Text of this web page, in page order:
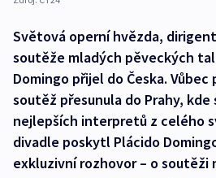
Světová operní hvězda,
soutěže mladých pěveckých
Domingo přijel do Česka.
soutěž přesunula do Prahy,
nejlepších interpretů z celého
divadle poskytl Plácido
exkluzivní rozhovor – o soutěži